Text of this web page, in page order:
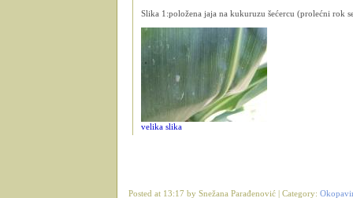
Slika 1:položena jaja na kukuruzu šećercu (prolećni rok
velika slika
Posted at 13:17 by Snežana Parađenović | Category: